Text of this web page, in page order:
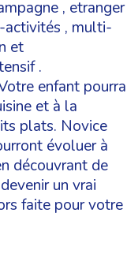
, etranger
, multi-
et
.
enfant pourra
et à la
plats. Novice
évoluer à
découvrant de
un vrai
faite pour votre